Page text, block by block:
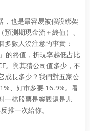
，也是最容易被假設綁架
測期現金流＋終值）、
數人沒注意的事實：
的終值，折現率越低占比
。與其猜公司值多少，不
成長多少？我們對五家公
、好市多要 16.9%。看
一檔股票是樂觀還是悲
推一次給你。